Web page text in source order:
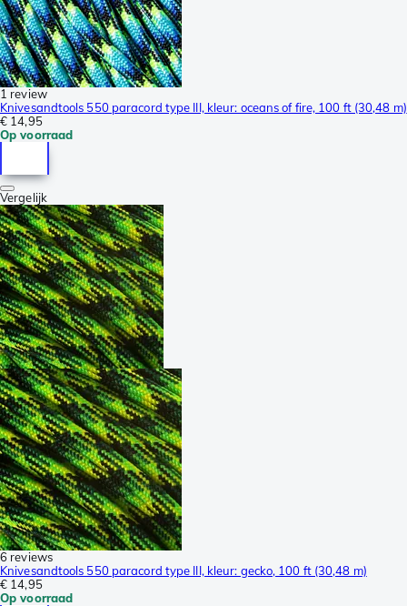
1 review
Knivesandtools 550 paracord type III, kleur: oceans of fire, 100 ft (30,48 m)
€ 14,95
Op voorraad
Vergelijk
6 reviews
Knivesandtools 550 paracord type III, kleur: gecko, 100 ft (30,48 m)
€ 14,95
Op voorraad